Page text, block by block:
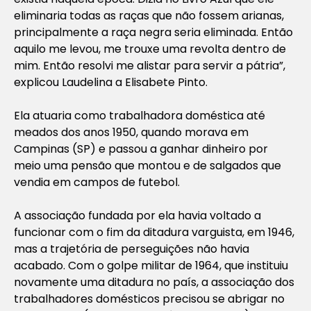
eliminaria todas as raças que não fossem arianas,
principalmente a raça negra seria eliminada. Então
aquilo me levou, me trouxe uma revolta dentro de
mim. Então resolvi me alistar para servir a pátria”,
explicou Laudelina a Elisabete Pinto.
Ela atuaria como trabalhadora doméstica até
meados dos anos 1950, quando morava em
Campinas (SP) e passou a ganhar dinheiro por
meio uma pensão que montou e de salgados que
vendia em campos de futebol.
A associação fundada por ela havia voltado a
funcionar com o fim da ditadura varguista, em 1946,
mas a trajetória de perseguições não havia
acabado. Com o golpe militar de 1964, que instituiu
novamente uma ditadura no país, a associação dos
trabalhadores domésticos precisou se abrigar no